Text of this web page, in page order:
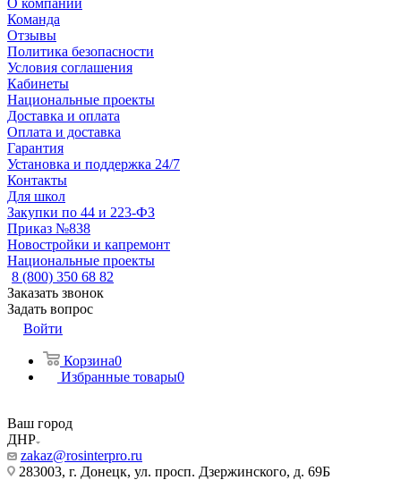
О компании
Команда
Отзывы
Политика безопасности
Условия соглашения
Кабинеты
Национальные проекты
Доставка и оплата
Оплата и доставка
Гарантия
Установка и поддержка 24/7
Контакты
Для школ
Закупки по 44 и 223-ФЗ
Приказ №838
Новостройки и капремонт
Национальные проекты
8 (800) 350 68 82
Заказать звонок
Задать вопрос
Войти
Корзина0
Избранные товары0
Ваш город
ДНР
zakaz@rosinterpro.ru
283003, г. Донецк, ул. просп. Дзержинского, д. 69Б